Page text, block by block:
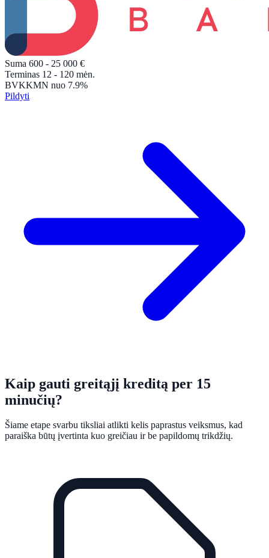
Suma 600 - 25 000 €
Terminas 12 - 120 mėn.
BVKKMN nuo 7.9%
Pildyti
Kaip gauti greitąjį kreditą per 15
minučių?
Šiame etape svarbu tiksliai atlikti kelis paprastus veiksmus, kad
paraiška būtų įvertinta kuo greičiau ir be papildomų trikdžių.